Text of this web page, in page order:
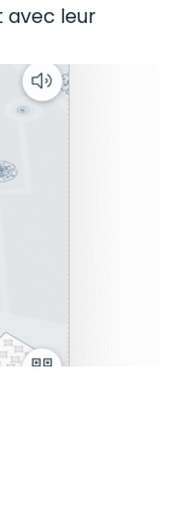
avec leur